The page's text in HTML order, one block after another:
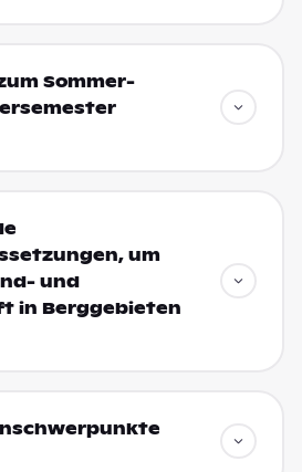
Sommer-
um
und
in Berggebieten